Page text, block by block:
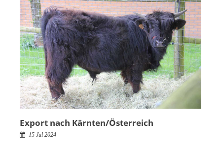
Export nach Kärnten/Österreich
15 Jul 2024